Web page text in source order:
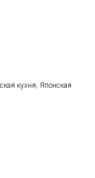
кухня, Японская